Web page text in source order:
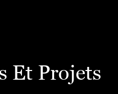
Et Projets